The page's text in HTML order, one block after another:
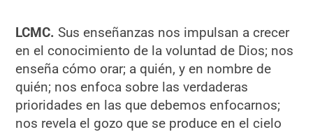
LCMC.Sus enseñanzas nos impulsan a crecer
en el conocimiento de la voluntad de Dios; nos
enseña cómo orar; a quién, y en nombre de
quién; nos enfoca sobre las verdaderas
prioridades en las que debemos enfocarnos;
nos revela el gozo que se produce en el cielo